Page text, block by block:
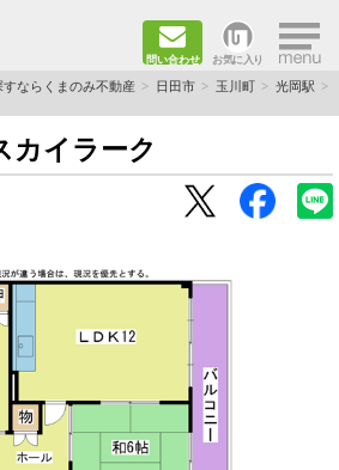
問い合わせ お気に入り ×
2DK～3DK）
）
ならくまのみ不動産 日田市 玉川町
光岡駅
カイラーク